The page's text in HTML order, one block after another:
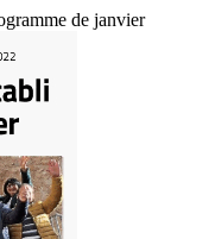
de janvier